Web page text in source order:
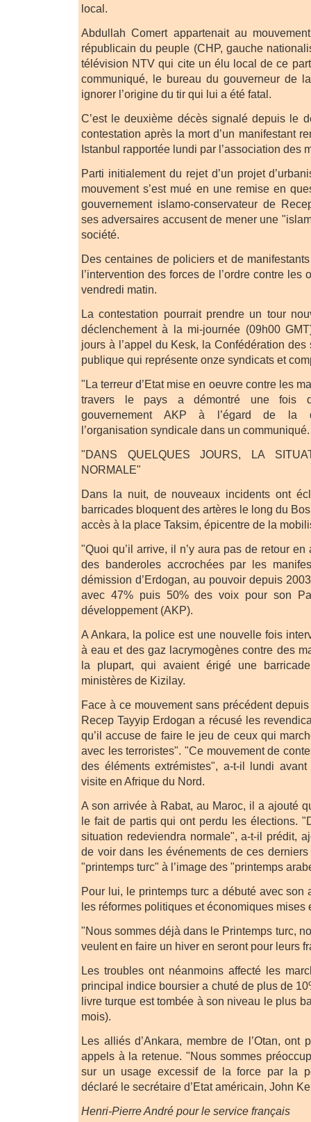
local.
Abdullah Comert appartenait au
républicain du peuple (CHP, gauche
télévision NTV qui cite un élu local de ce
communiqué, le bureau du gouverneur de
ignorer l’origine du tir qui lui a été fatal.
C’est le deuxième décès signalé depuis le
contestation après la mort d’un manifestant
Istanbul rapportée lundi par l’association des
Parti initialement du rejet d’un projet
mouvement s’est mué en une remise en
gouvernement islamo-conservateur de
ses adversaires accusent de mener une
société.
Des centaines de policiers et de
l’intervention des forces de l’ordre contre les
vendredi matin.
La contestation pourrait prendre un tour
déclenchement à la mi-journée (09h00
jours à l’appel du Kesk, la Confédération
publique qui représente onze syndicats et
"La terreur d’Etat mise en oeuvre contre les
travers le pays a démontré une fois
gouvernement AKP à l’égard de la
l’organisation syndicale dans un communiqué.
"DANS QUELQUES JOURS, LA
NORMALE"
Dans la nuit, de nouveaux incidents ont
barricades bloquent des artères le long du
accès à la place Taksim, épicentre de la
"Quoi qu’il arrive, il n’y aura pas de retour
des banderoles accrochées par les
démission d’Erdogan, au pouvoir depuis
avec 47% puis 50% des voix pour son
développement (AKP).
A Ankara, la police est une nouvelle fois
à eau et des gaz lacrymogènes contre des
la plupart, qui avaient érigé une
ministères de Kizilay.
Face à ce mouvement sans précédent
Recep Tayyip Erdogan a récusé les
qu’il accuse de faire le jeu de ceux qui
avec les terroristes". "Ce mouvement de
des éléments extrémistes", a-t-il lundi
visite en Afrique du Nord.
A son arrivée à Rabat, au Maroc, il a ajouté
le fait de partis qui ont perdu les élections.
situation redeviendra normale", a-t-il prédit,
de voir dans les événements de ces derniers
"printemps turc" à l’image des "printemps
Pour lui, le printemps turc a débuté avec son
les réformes politiques et économiques mises
"Nous sommes déjà dans le Printemps turc,
veulent en faire un hiver en seront pour leurs
Les troubles ont néanmoins affecté les
principal indice boursier a chuté de plus de
livre turque est tombée à son niveau le plus
mois).
Les alliés d’Ankara, membre de l’Otan, ont
appels à la retenue. "Nous sommes
sur un usage excessif de la force par la
déclaré le secrétaire d’Etat américain, John
Henri-Pierre André pour le service français